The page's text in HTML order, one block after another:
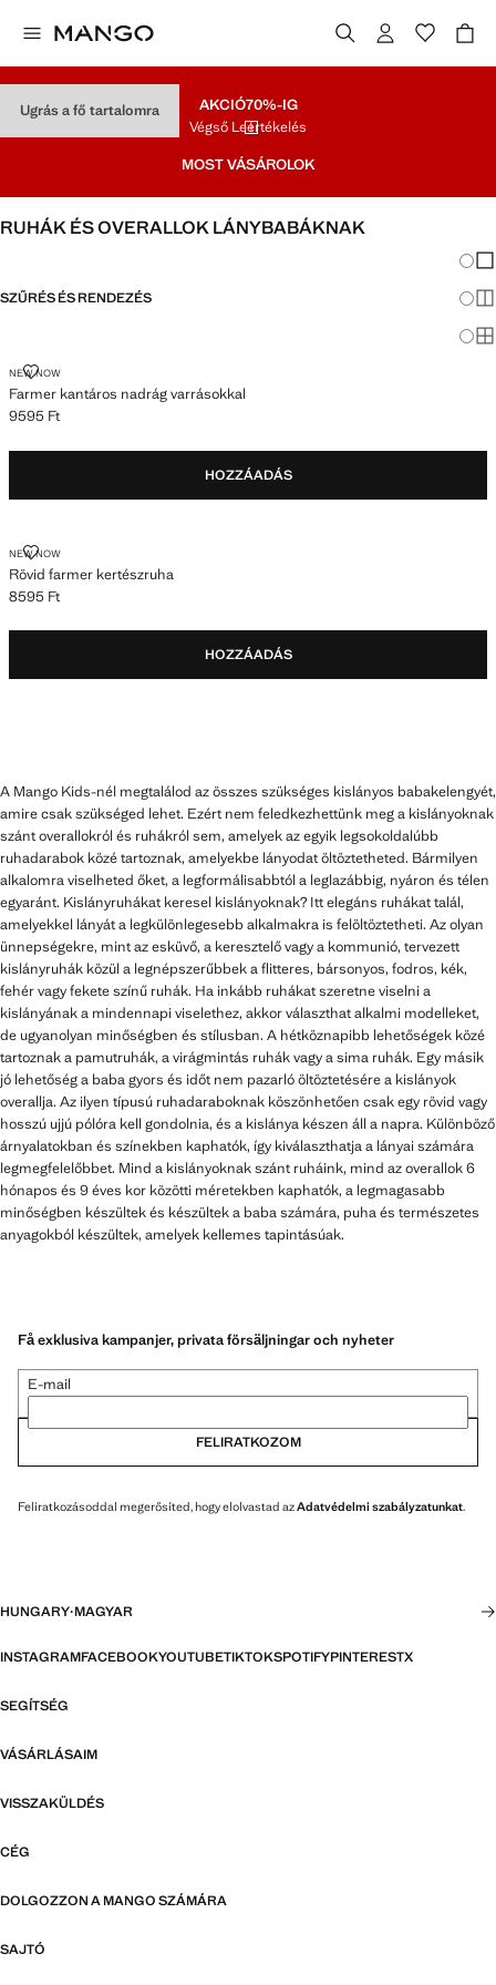
Ugrás a fő tartalomra AKCIÓ70%-IG
Végső Leértékelés
MOST VÁSÁROLOK
RUHÁK ÉS OVERALLOK LÁNYBABÁKNAK
SZŰRÉS ÉS RENDEZÉS
NEW NOW
Farmer kantáros nadrág varrásokkal
FARMER KANTÁROS NADRÁG VARRÁSOKKAL
Jelenlegi ár [9595 Ft ]
9595 Ft
HOZZÁADÁS
NEW NOW
Rövid farmer kertészruha
RÖVID FARMER KERTÉSZRUHA
Jelenlegi ár [8595 Ft ]
8595 Ft
HOZZÁADÁS
A Mango Kids-nél megtalálod az összes szükséges kislányos babakelengyét,
amire csak szükséged lehet. Ezért nem feledkezhettünk meg a kislányoknak
szánt overallokról és ruhákról sem, amelyek az egyik legsokoldalúbb
ruhadarabok közé tartoznak, amelyekbe lányodat öltöztetheted. Bármilyen
alkalomra viselheted őket, a legformálisabbtól a leglazábbig, nyáron és télen
egyaránt. Kislányruhákat keresel kislányoknak? Itt elegáns ruhákat talál,
amelyekkel lányát a legkülönlegesebb alkalmakra is felöltöztetheti. Az olyan
ünnepségekre, mint az esküvő, a keresztelő vagy a kommunió, tervezett
kislányruhák közül a legnépszerűbbek a flitteres, bársonyos, fodros, kék,
fehér vagy fekete színű ruhák. Ha inkább ruhákat szeretne viselni a
kislányának a mindennapi viselethez, akkor választhat alkalmi modelleket,
de ugyanolyan minőségben és stílusban. A hétköznapibb lehetőségek közé
tartoznak a pamutruhák, a virágmintás ruhák vagy a sima ruhák. Egy másik
jó lehetőség a baba gyors és időt nem pazarló öltöztetésére a kislányok
overallja. Az ilyen típusú ruhadaraboknak köszönhetően csak egy rövid vagy
hosszú ujjú pólóra kell gondolnia, és a kislánya készen áll a napra. Különböző
árnyalatokban és színekben kaphatók, így kiválaszthatja a lányai számára
legmegfelelőbbet. Mind a kislányoknak szánt ruháink, mind az overallok 6
hónapos és 9 éves kor közötti méretekben kaphatók, a legmagasabb
minőségben készültek és készültek a baba számára, puha és természetes
anyagokból készültek, amelyek kellemes tapintásúak.
Få exklusiva kampanjer, privata försäljningar och nyheter
E-mail
FELIRATKOZOM
Feliratkozásoddal megerősíted, hogy elolvastad azAdatvédelmi szabályzatunkat.
HUNGARY·MAGYAR
INSTAGRAMFACEBOOKYOUTUBETIKTOKSPOTIFYPINTERESTX
SEGÍTSÉG
VÁSÁRLÁSAIM
VISSZAKÜLDÉS
CÉG
DOLGOZZON A MANGO SZÁMÁRA
SAJTÓ